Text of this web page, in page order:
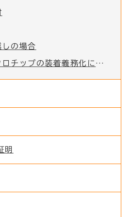
の場合
犬・猫のマイクロチップの装着義務化について
明